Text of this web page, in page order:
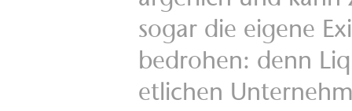
sogar die eigene
bedrohen: denn
etlichen